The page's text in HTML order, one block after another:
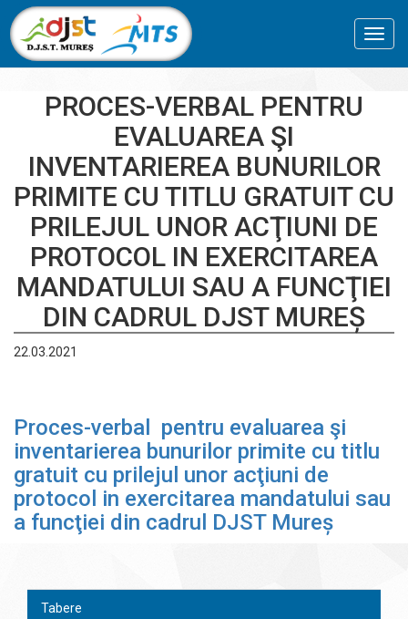
PROCES-VERBAL PENTRU
EVALUAREA ŞI
INVENTARIEREA BUNURILOR
PRIMITE CU TITLU GRATUIT CU
PRILEJUL UNOR ACŢIUNI DE
PROTOCOL IN EXERCITAREA
MANDATULUI SAU A FUNCŢIEI
DIN CADRUL DJST MUREȘ
22.03.2021
Proces-verbal pentru evaluarea şi
inventarierea bunurilor primite cu titlu
gratuit cu prilejul unor acţiuni de
protocol in exercitarea mandatului sau
a funcţiei din cadrul DJST Mureș
Tabere